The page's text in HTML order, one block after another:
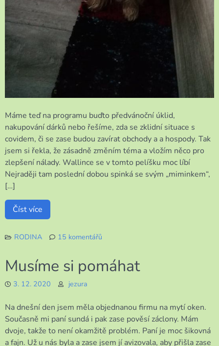
Máme teď na programu buďto předvánoční úklid,
nakupování dárků nebo řešíme, zda se zklidní situace s
covidem, či se zase budou zavírat obchody a a hospody. Tak
jsem si řekla, že zásadně změním téma a vložím něco pro
zlepšení nálady. Wallince se v tomto pelíšku moc líbí
Nejraději tam poslední dobou spinká se svým „miminkem“,
[…]
Číst více
RODINA
15 komentářů
s
náladu
Musíme si pomáhat
3. 12. 2020 jezura
Na dnešní den jsem měla objednanou firmu na mytí oken.
Současně mi paní sundá i pak zase pověsí záclony. Mám
dvoje, takže to není okamžitě problém. Paní je moc šikovná
a fajn. Už u nás byla a zase jsem jí avizovala, aby přišla zase